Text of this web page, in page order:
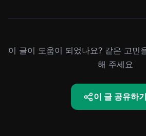
이 글이 도움이 되었나요? 같은 고민
해 주세요
이 글 공유하기